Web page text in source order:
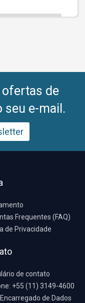
ofertas de
seu e-mail.
Frequentes (FAQ)
de Privacidade
de contato
+55 (11) 3149-4600
Encarregado de Dados